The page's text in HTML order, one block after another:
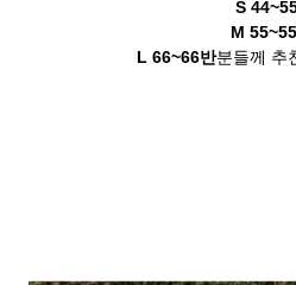
S
M 55~55
L 66~66반분들께 추